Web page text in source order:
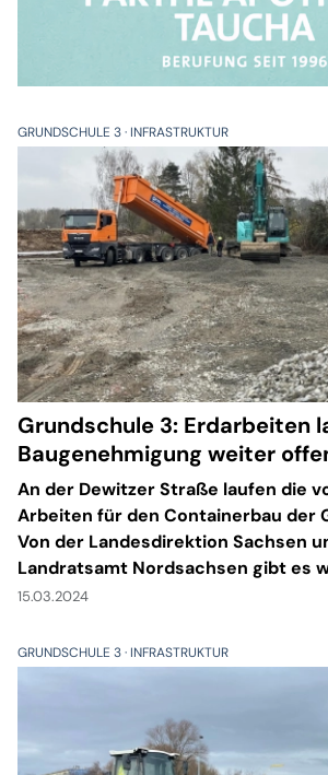
GRUNDSCHULE 3 INFRASTRUKTUR
Grundschule 3: Erdarbeiten
Baugenehmigung weiter
An der Dewitzer Straße laufen die
Arbeiten für den Containerbau der
Von der Landesdirektion Sachsen
Landratsamt Nordsachsen gibt es
Baugenehmigung.
15.03.2024
GRUNDSCHULE 3 INFRASTRUKTUR